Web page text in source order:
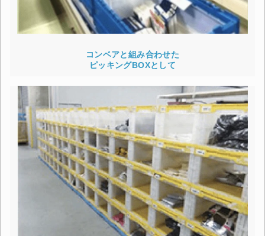
コンベアと組み合わせた
ピッキングBOXとして